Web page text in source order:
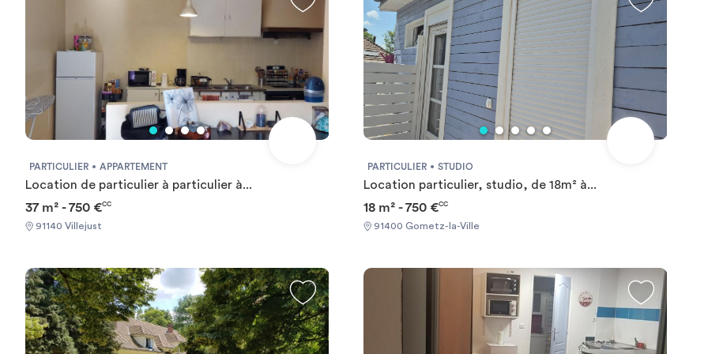
quotidien, offrant ainsi un cadre propice à la réussite
académique. En choisissant Twenty Campus Palaiseau
MIA, les étudiants bénéficient d’un environnement
sécurisé, pratique et convivial, parfaitement adapté à la vie
étudiante sur le plateau de Paris-Saclay. Ne laissez pas
passer l’opportunité de rejoindre cette résidence étudiante
à Palaiseau. Déposez dès maintenant votre candidature
pour Twenty Campus Palaiseau MIA !
PARTICULIER APPARTEMENT
Location de particulier à particulier à...
37 m² - 750 €CC
91140 Villejust
PARTICULIER STUDIO
Location particulier, studio, de 18m² à...
18 m² - 750 €CC
91400 Gometz-la-Ville